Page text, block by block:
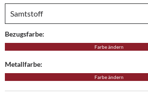
Bezugsfarbe:
Farbe ändern
Metallfarbe:
Farbe ändern